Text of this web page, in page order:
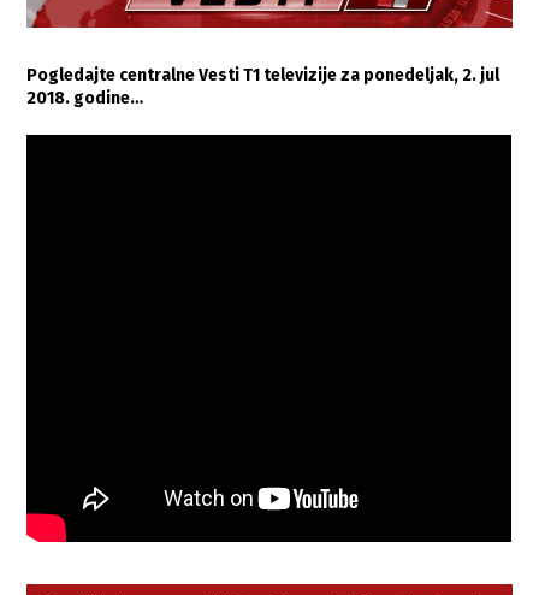
Pogledajte centralne Vesti T1 televizije za ponedeljak, 2. jul
2018. godine…